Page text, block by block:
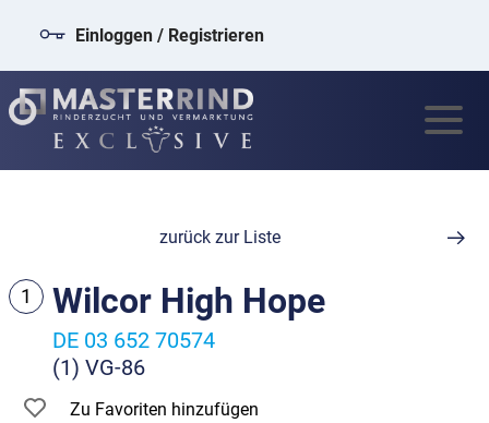
Einloggen / Registrieren
zurück zur Liste
1 Wilcor High Hope
DE 03 652 70574
(1) VG-86
Zu Favoriten hinzufügen